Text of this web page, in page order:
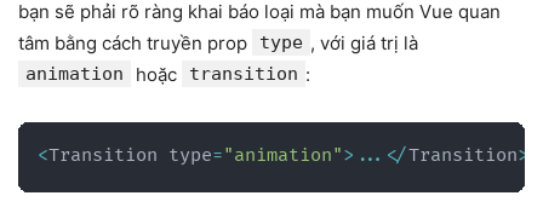
bạn sẽ phải rõ ràng khai báo loại mà bạn muốn Vue quan
tâm bằng cách truyền prop
type , với giá trị là
animation hoặc transition :
<Transition type="animation"> ... </Transition>